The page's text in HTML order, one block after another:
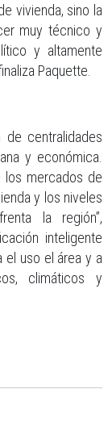
vivienda, sino la
muy técnico y
y altamente
Paquette.
centralidades
y económica.
los mercados de
y los niveles
la región”,
inteligente
el uso el área y a
climáticos y